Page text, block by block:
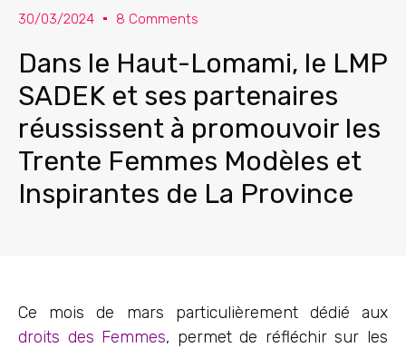
30/03/2024 8 Comments
Dans le Haut-Lomami, le LMP
SADEK et ses partenaires
réussissent à promouvoir les
Trente Femmes Modèles et
Inspirantes de La Province
Ce mois de mars particulièrement dédié aux
droits des Femmes, permet de réfléchir sur les